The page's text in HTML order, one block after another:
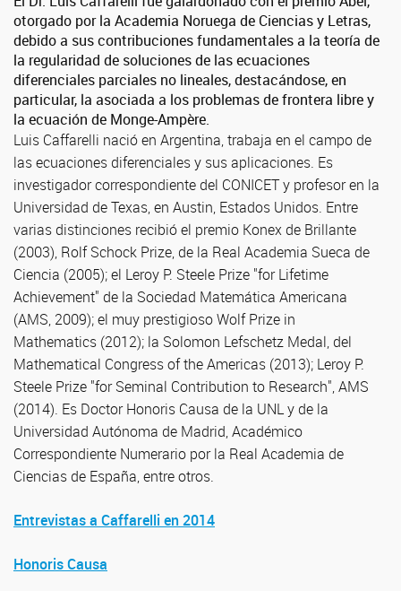
otorgado por la Academia Noruega de Ciencias y Letras,
debido a sus contribuciones fundamentales a la teoría de
la regularidad de soluciones de las ecuaciones
diferenciales parciales no lineales, destacándose, en
particular, la asociada a los problemas de frontera libre y
la ecuación de Monge-Ampère.
Luis Caffarelli nació en Argentina, trabaja en el campo de
las ecuaciones diferenciales y sus aplicaciones. Es
investigador correspondiente del CONICET y profesor en la
Universidad de Texas, en Austin, Estados Unidos. Entre
varias distinciones recibió el premio Konex de Brillante
(2003), Rolf Schock Prize, de la Real Academia Sueca de
Ciencia (2005); el Leroy P. Steele Prize "for Lifetime
Achievement" de la Sociedad Matemática Americana
(AMS, 2009); el muy prestigioso Wolf Prize in
Mathematics (2012); la Solomon Lefschetz Medal, del
Mathematical Congress of the Americas (2013); Leroy P.
Steele Prize "for Seminal Contribution to Research", AMS
(2014). Es Doctor Honoris Causa de la UNL y de la
Universidad Autónoma de Madrid, Académico
Correspondiente Numerario por la Real Academia de
Ciencias de España, entre otros.
Entrevistas a Caffarelli en 2014
Honoris Causa